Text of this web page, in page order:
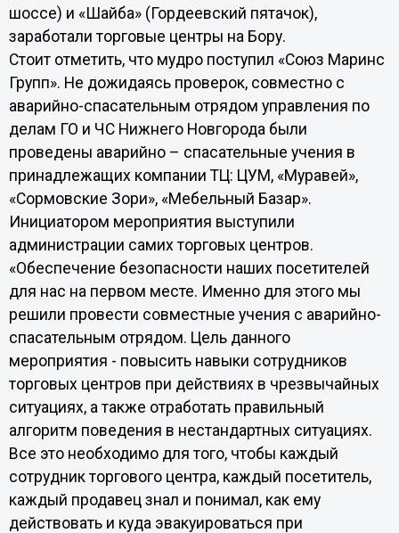
шоссе) и «Шайба» (Гордеевский пятачок),
заработали торговые центры на Бору.
Стоит отметить, что мудро поступил «Союз Маринс
Групп». Не дожидаясь проверок, совместно с
аварийно-спасательным отрядом управления по
делам ГО и ЧС Нижнего Новгорода были
проведены аварийно – спасательные учения в
принадлежащих компании ТЦ: ЦУМ, «Муравей»,
«Сормовские Зори», «Мебельный Базар».
Инициатором мероприятия выступили
администрации самих торговых центров.
«Обеспечение безопасности наших посетителей
для нас на первом месте. Именно для этого мы
решили провести совместные учения с аварийно-
спасательным отрядом. Цель данного
мероприятия - повысить навыки сотрудников
торговых центров при действиях в чрезвычайных
ситуациях, а также отработать правильный
алгоритм поведения в нестандартных ситуациях.
Все это необходимо для того, чтобы каждый
сотрудник торгового центра, каждый посетитель,
каждый продавец знал и понимал, как ему
действовать и куда эвакуироваться при